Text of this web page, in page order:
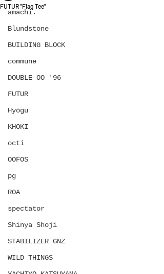
amachi.
Blundstone
BUILDING BLOCK
commune
DOUBLE OO '96
FUTUR
Hyōgu
KHOKI
octi
OOFOS
pg
ROA
spectator
Shinya Shoji
STABILIZER GNZ
WILD THINGS
FUTUR "Flag Tee"